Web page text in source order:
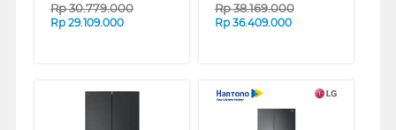
Rp30.779.000
Rp 29.109.000
Rp38.169.000
Rp 36.409.000